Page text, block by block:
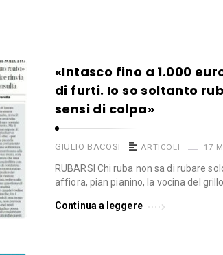
«Intasco fino a 1.000
di furti. Io so soltanto
sensi di colpa»
GIULIO BACOSI ARTICOLI 17
RUBARSI Chi ruba non sa di rubare
affiora, pian pianino, la vocina del
Continua a leggere